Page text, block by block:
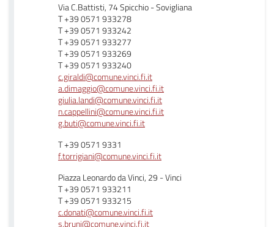
Via C.Battisti, 74 Spicchio - Sovigliana
T +39 0571 933278
T +39 0571 933242
T +39 0571 933277
T +39 0571 933269
T +39 0571 933240
c.giraldi@comune.vinci.fi.it
a.dimaggio@comune.vinci.fi.it
giulia.landi@comune.vinci.fi.it
n.cappellini@comune.vinci.fi.it
g.buti@comune.vinci.fi.it
T +39 0571 9331
f.torrigiani@comune.vinci.fi.it
Piazza Leonardo da Vinci, 29 - Vinci
T +39 0571 933211
T +39 0571 933215
c.donati@comune.vinci.fi.it
s.bruni@comune.vinci.fi.it